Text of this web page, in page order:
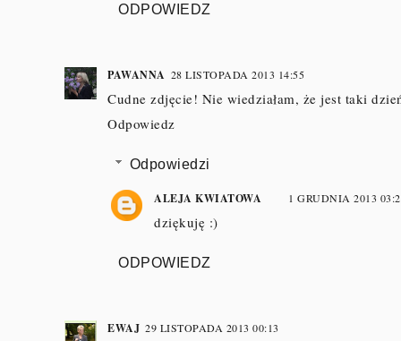
ODPOWIEDZ
PAWANNA 28 LISTOPADA 2013 14:55
Cudne zdjęcie! Nie wiedziałam, że jest taki
Odpowiedz
Odpowiedzi
ALEJA KWIATOWA 1 GRUDNIA 2013
dziękuję :)
ODPOWIEDZ
EWAJ 29 LISTOPADA 2013 00:13